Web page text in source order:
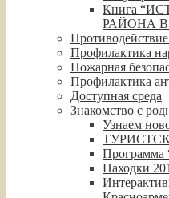
Книга
РАЙОНА
Профилактика
Пожарная
Профилактика
Доступная среда
Знакомство с
Узнаем
Программа
Находки